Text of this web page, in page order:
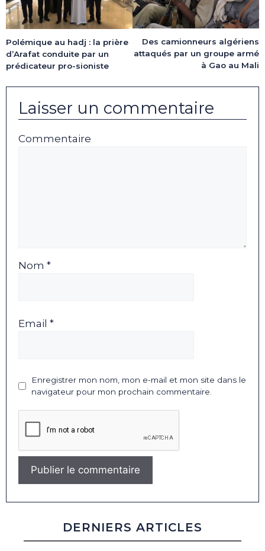
Polémique au hadj : la prière
d’Arafat conduite par un
prédicateur pro-sioniste
Des camionneurs algériens
attaqués par un groupe armé
à Gao au Mali
Laisser un commentaire
Commentaire
Nom *
Email *
Enregistrer mon nom, mon e-mail et mon site dans le
navigateur pour mon prochain commentaire.
DERNIERS ARTICLES